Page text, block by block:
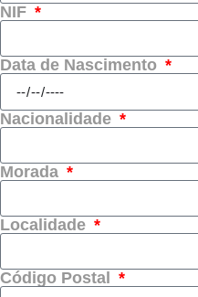
NIF
Data de Nascimento
Nacionalidade
Morada
Localidade
Código Postal